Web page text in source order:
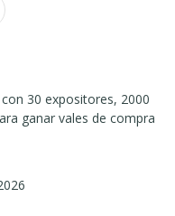
30 expositores, 2000
ganar vales de compra